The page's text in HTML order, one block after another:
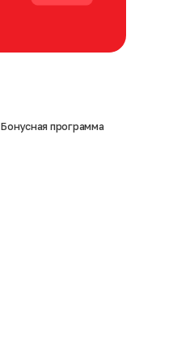
Бонусная программа